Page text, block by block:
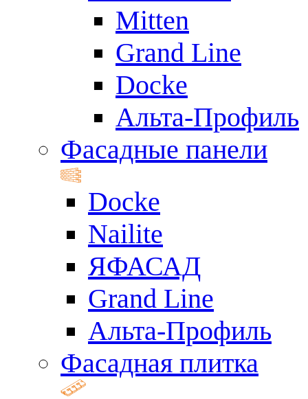
Mitten
Grand Line
Docke
Альта-Профиль
Фасадные панели
Docke
Nailite
ЯФАСАД
Grand Line
Альта-Профиль
Фасадная плитка